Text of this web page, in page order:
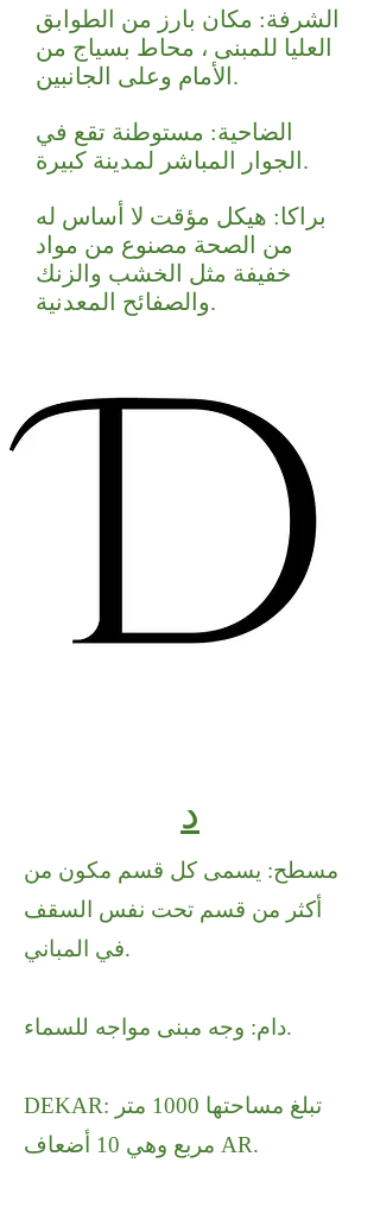
الشرفة: مكان بارز من الطوابق
العليا للمبنى ، محاط بسياج من
الأمام وعلى الجانبين.
الضاحية: مستوطنة تقع في
الجوار المباشر لمدينة كبيرة.
براكا: هيكل مؤقت لا أساس له
من الصحة مصنوع من مواد
خفيفة مثل الخشب والزنك
والصفائح المعدنية.
د
مسطح: يسمى كل قسم مكون من
أكثر من قسم تحت نفس السقف
في المباني.
دام: وجه مبنى مواجه للسماء.
DEKAR: تبلغ مساحتها 1000 متر
مربع وهي 10 أضعاف AR.